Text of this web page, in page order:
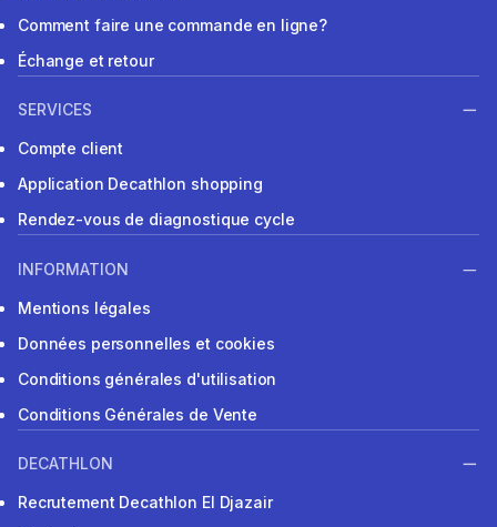
Comment faire une commande en ligne?
Échange et retour
SERVICES
Compte client
Application Decathlon shopping
Rendez-vous de diagnostique cycle
INFORMATION
Mentions légales
Données personnelles et cookies
Conditions générales d'utilisation
Conditions Générales de Vente
DECATHLON
Recrutement Decathlon El Djazair